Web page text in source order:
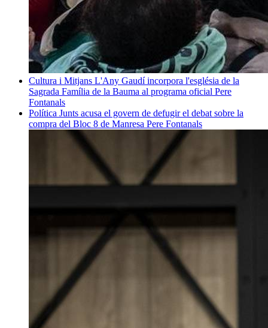
Cultura i Mitjans L'Any Gaudí incorpora l'església de la
Sagrada Família de la Bauma al programa oficial Pere
Fontanals
Política Junts acusa el govern de defugir el debat sobre la
compra del Bloc 8 de Manresa Pere Fontanals